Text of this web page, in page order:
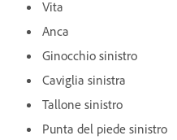
Vita
Anca
Ginocchio sinistro
Caviglia sinistra
Tallone sinistro
Punta del piede sinistro